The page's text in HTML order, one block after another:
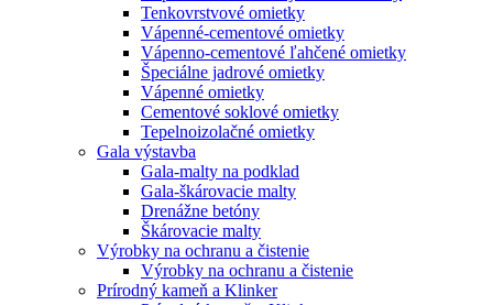
Tenkovrstvové omietky
Vápenné-cementové omietky
Vápenno-cementové ľahčené omietky
Špeciálne jadrové omietky
Vápenné omietky
Cementové soklové omietky
Tepelnoizolačné omietky
Gala výstavba
Gala-malty na podklad
Gala-škárovacie malty
Drenážne betóny
Škárovacie malty
Výrobky na ochranu a čistenie
Výrobky na ochranu a čistenie
Prírodný kameň a Klinker